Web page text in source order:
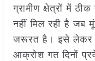
ग्रामीण क्षेत्रों में
नहीं मिल रही है जब
जरूरत है। इसे लेकर
आक्रोश गत दिनों